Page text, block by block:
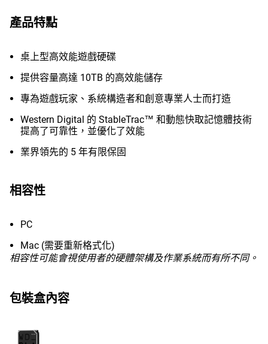
產品特點
桌上型高效能遊戲硬碟
提供容量高達 10TB 的高效能儲存
專為遊戲玩家、系統構造者和創意專業人士而打造
Western Digital 的 StableTrac™ 和動態快取記憶體技術
提高了可靠性，並優化了效能
業界領先的 5 年有限保固
相容性
PC
Mac (需要重新格式化)
相容性可能會視使用者的硬體架構及作業系統而有所不同。
包裝盒內容